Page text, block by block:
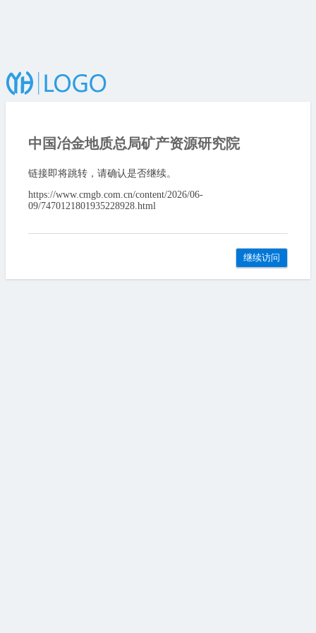
中国冶金地质总局矿产资源研究院
链接即将跳转，请确认是否继续。
https://www.cmgb.com.cn/content/2026/06-
09/7470121801935228928.html
继续访问